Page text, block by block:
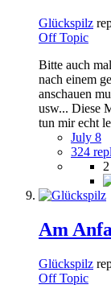
Glückspilz
Off Topic
Bitte auch
nach einem
anschauen
usw... Diese
tun mir echt
July 8
324
2
Am
Glückspilz
Off Topic